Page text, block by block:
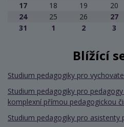
17
18 19 20
24
25 26 27
31
1 2 3
Blížící
Studium pedagogiky pro
Studium pedagogiky pro
komplexní přímou pedagogickou
Studium pedagogiky pro asistenty